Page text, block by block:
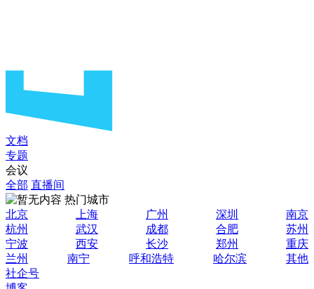
文档
专题
会议
全部 直播间
热门城市
北京
上海 广州 深圳
南京
杭州
武汉 成都 合肥
苏州
宁波
西安 长沙 郑州
重庆
兰州
南宁 呼和浩特 哈尔滨
其他
社企号